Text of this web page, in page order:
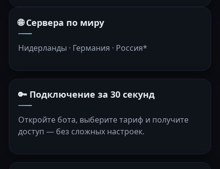
🌐 Сервера по миру
Нидерланды · Германия · Россия*
🔑 Подключение за 30 секунд
Откройте бота, выберите тариф и получите
доступ — без сложных настроек.